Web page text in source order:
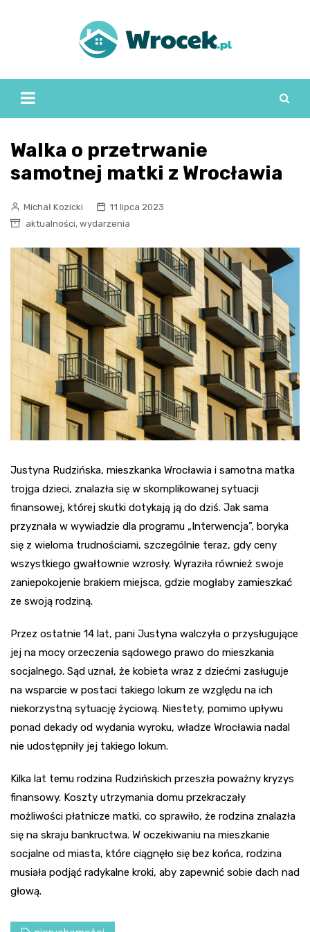
Walka o przetrwanie
samotnej matki z Wrocławia
Michał Kozicki
11 lipca 2023
aktualności, wydarzenia
Justyna Rudzińska, mieszkanka Wrocławia i samotna matka
trojga dzieci, znalazła się w skomplikowanej sytuacji
finansowej, której skutki dotykają ją do dziś. Jak sama
przyznała w wywiadzie dla programu „Interwencja”, boryka
się z wieloma trudnościami, szczególnie teraz, gdy ceny
wszystkiego gwałtownie wzrosły. Wyraziła również swoje
zaniepokojenie brakiem miejsca, gdzie mogłaby zamieszkać
ze swoją rodziną.
Przez ostatnie 14 lat, pani Justyna walczyła o przysługujące
jej na mocy orzeczenia sądowego prawo do mieszkania
socjalnego. Sąd uznał, że kobieta wraz z dziećmi zasługuje
na wsparcie w postaci takiego lokum ze względu na ich
niekorzystną sytuację życiową. Niestety, pomimo upływu
ponad dekady od wydania wyroku, władze Wrocławia nadal
nie udostępniły jej takiego lokum.
Kilka lat temu rodzina Rudzińskich przeszła poważny kryzys
finansowy. Koszty utrzymania domu przekraczały
możliwości płatnicze matki, co sprawiło, że rodzina znalazła
się na skraju bankructwa. W oczekiwaniu na mieszkanie
socjalne od miasta, które ciągnęło się bez końca, rodzina
musiała podjąć radykalne kroki, aby zapewnić sobie dach nad
głową.